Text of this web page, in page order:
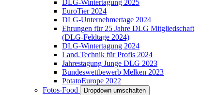
DLG-Wintertagung 2025
EuroTier 2024
DLG-Unternehmertage 2024
Ehrungen für 25 Jahre DLG Mitgliedschaft
(DLG-Feldtage 2024)
DLG-Wintertagung 2024
Land.Technik für Profis 2024
Jahrestagung Junge DLG 2023
Bundeswettbewerb Melken 2023
PotatoEurope 2022
Fotos-Food
Dropdown umschalten